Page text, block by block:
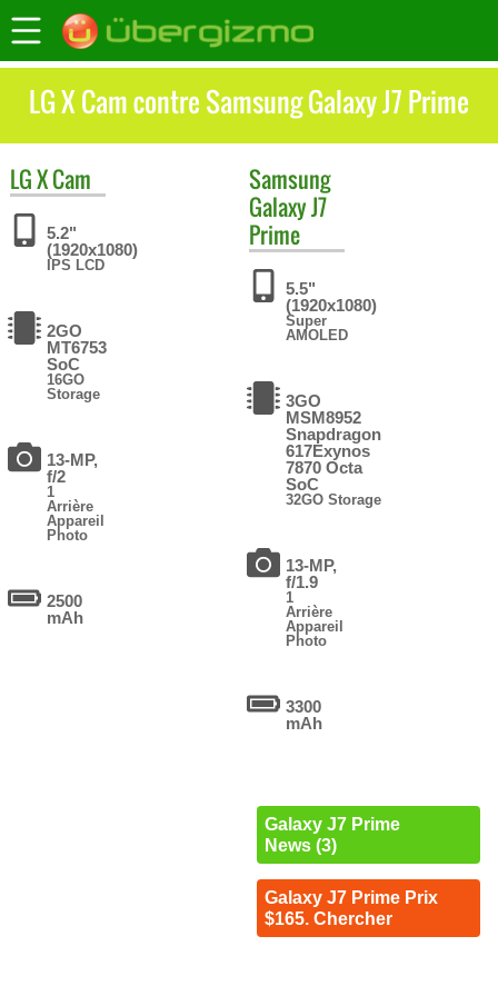
LG X Cam contre Samsung Galaxy J7 Prime
LGX Cam
5.2"
(1920x1080)
IPS LCD
2GO
MT6753
SoC
16GO
Storage
13-MP,
f/2
1
Arrière
Appareil
Photo
2500
mAh
Samsung
Galaxy J7
Prime
5.5"
(1920x1080)
Super
AMOLED
3GO
MSM8952
Snapdragon
617Exynos
7870 Octa
SoC
32GO Storage
13-MP,
f/1.9
1
Arrière
Appareil
Photo
3300
mAh
Galaxy J7 Prime
News (3)
Galaxy J7 Prime Prix
$165. Chercher